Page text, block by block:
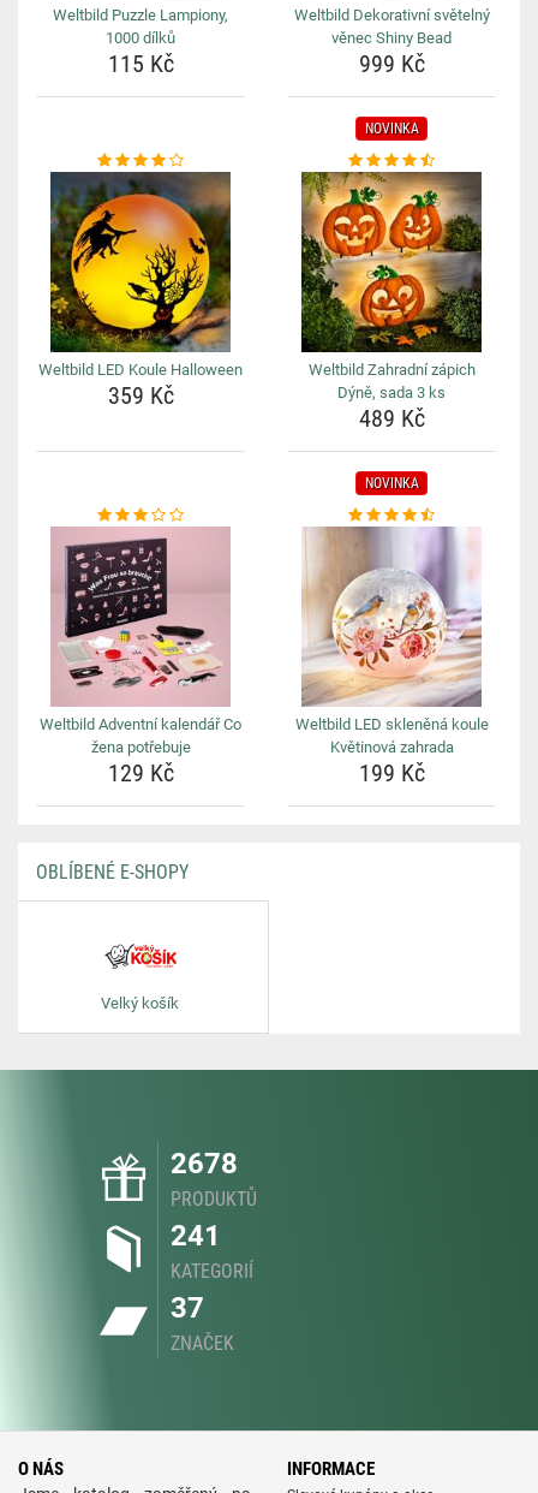
Weltbild Puzzle Lampiony,
1000 dílků
115 Kč
Weltbild Dekorativní světelný
věnec Shiny Bead
999 Kč
Weltbild LED Koule Halloween
359 Kč
NOVINKA
Weltbild Zahradní zápich
Dýně, sada 3 ks
489 Kč
Weltbild Adventní kalendář Co
žena potřebuje
129 Kč
NOVINKA
Weltbild LED skleněná koule
Květinová zahrada
199 Kč
OBLÍBENÉ E-SHOPY
Velký košík
2678
PRODUKTŮ
241
KATEGORIÍ
37
ZNAČEK
O NÁS INFORMACE